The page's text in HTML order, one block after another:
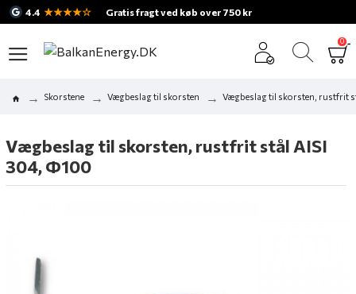
4.4 ★★★★☆ Gratis fragt ved køb over 750 kr
0
Skorstene Vægbeslag til skorsten Vægbeslag til skorsten, rustfrit
Vægbeslag til skorsten, rustfrit stål AISI
304, Ф100